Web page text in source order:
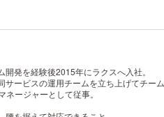
発を経験後2015年にラクスへ入社。
ービスの運用チームを立ち上げてチーム
ージャーとして従事。